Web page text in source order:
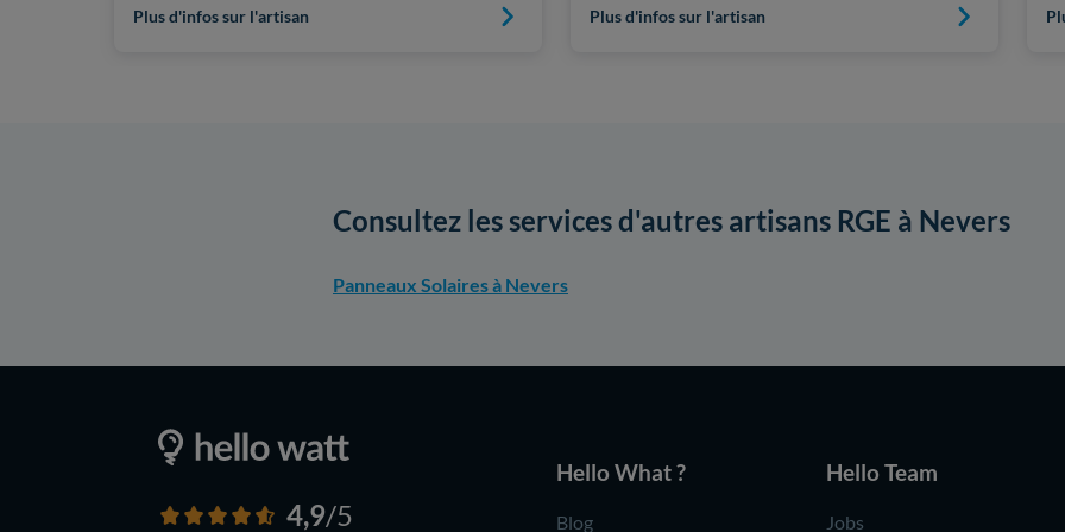
Plus d'infos sur l'artisan Plus d'infos sur l'artisan
Consultez les services d'autres artisans RGE à Nevers
Panneaux Solaires à Nevers
4,9/5
Hello What ?
Blog
Hello Team
Jobs